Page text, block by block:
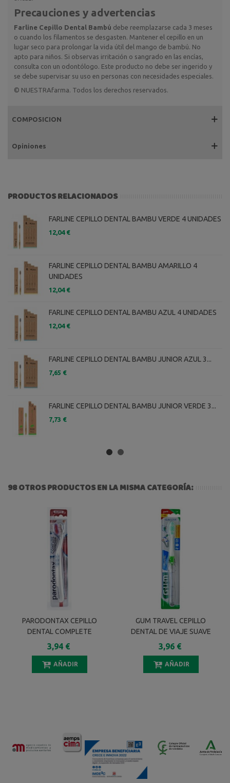
Precauciones y advertencias
Farline Cepillo Dental Bambú debe reemplazarse cada 3 meses
o cuando los filamentos se desgasten. Mantener el cepillo en un
lugar seco para prolongar la vida útil del mango de bambú. No
apto para niños. Si observas irritación o sangrado en las encías,
consulta con un odontólogo. Este producto no debe ser ingerido y
se debe supervisar su uso en personas con necesidades especiales.
© NUESTRAfarma. Todos los derechos reservados.
COMPOSICION
Opiniones
PRODUCTOS RELACIONADOS
FARLINE CEPILLO DENTAL BAMBU VERDE 4 UNIDADES
12,04 €
FARLINE CEPILLO DENTAL BAMBU AMARILLO 4
UNIDADES
12,04 €
FARLINE CEPILLO DENTAL BAMBU AZUL 4 UNIDADES
12,04 €
FARLINE CEPILLO DENTAL BAMBU JUNIOR AZUL 3...
7,65 €
FARLINE CEPILLO DENTAL BAMBU JUNIOR VERDE 3...
7,73 €
98 OTROS PRODUCTOS EN LA MISMA CATEGORÍA:
PARODONTAX CEPILLO
DENTAL COMPLETE
PROTECTION
3,94 €
AÑADIR
GUM TRAVEL CEPILLO
DENTAL DE VIAJE SUAVE
ADULTO
3,96 €
AÑADIR